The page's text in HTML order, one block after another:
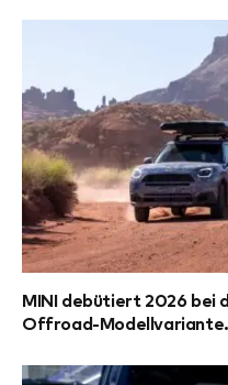
MINI debütiert 2026 bei
Offroad-Modellvariante.